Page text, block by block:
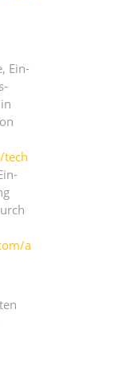
Ein­
tech
a